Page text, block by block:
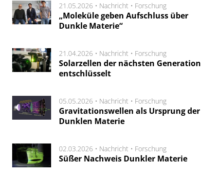
21.05.2026 • Nachricht • Forschung
„Moleküle geben Aufschluss über
Dunkle Materie“
21.04.2026 • Nachricht • Forschung
Solarzellen der nächsten Generation
entschlüsselt
05.05.2026 • Nachricht • Forschung
Gravitationswellen als Ursprung der
Dunklen Materie
02.03.2026 • Nachricht • Forschung
Süßer Nachweis Dunkler Materie